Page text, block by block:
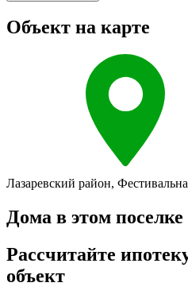
Объект на карте
Лазаревский район,
Дома в этом поселке
Рассчитайте
объект